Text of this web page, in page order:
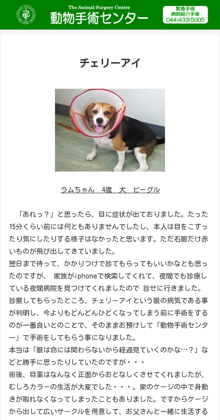
チェリーアイ
ラムちゃん 4歳 犬 ビーグル
「あれっ？」と思ったら、目に症状が出ておりました。たった
15分くらい前には何ともありませんでしたし、本人は目をこすっ
たり気にしたりする様子はなかったと思います。ただ右眼だけ赤
いものが飛び出してきていました。
翌日まで待って、かかりつけで診てもらってもいいかなとも思っ
たのですが、 家族がiphoneで検索してくれて、夜間でも診療し
ている夜間病院を見つけてくれましたので 診せに行きました。
診察してもらったところ、チェリーアイという眼の病気である事
が判明し、今よりもどんどんひどくなってしまう前に手術をする
のが一番良いとのことで、そのままお預けして「動物手術センタ
ー」で手術をしてもらう事になりました。
本当は「眼は命には関わらないから経過見ていくのかな…？」な
どと勝手に思ったりしていたのですが・・・
術後、目薬はなんなく正面からおとなしくさせてくれましたが、
むしろカラーの生活が大変でした・・・。家のケージの中で身動
きが取れなくなってしまったこともありました。ですからケージ
から出して広いサークルを用意して、お父さんと一緒に生活する